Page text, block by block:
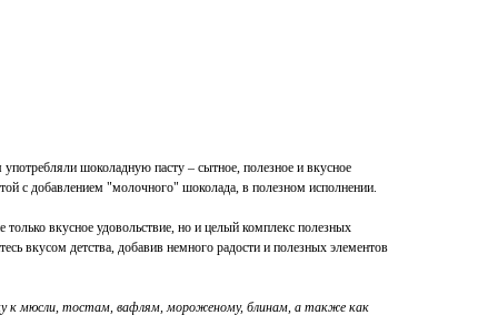
употребляли шоколадную пасту – сытное, полезное и вкусное
с добавлением "молочного" шоколада, в полезном исполнении.
вкусное удовольствие, но и целый комплекс полезных
вкусом детства, добавив немного радости и полезных элементов
к мюсли, тостам, вафлям, мороженому, блинам, а также как